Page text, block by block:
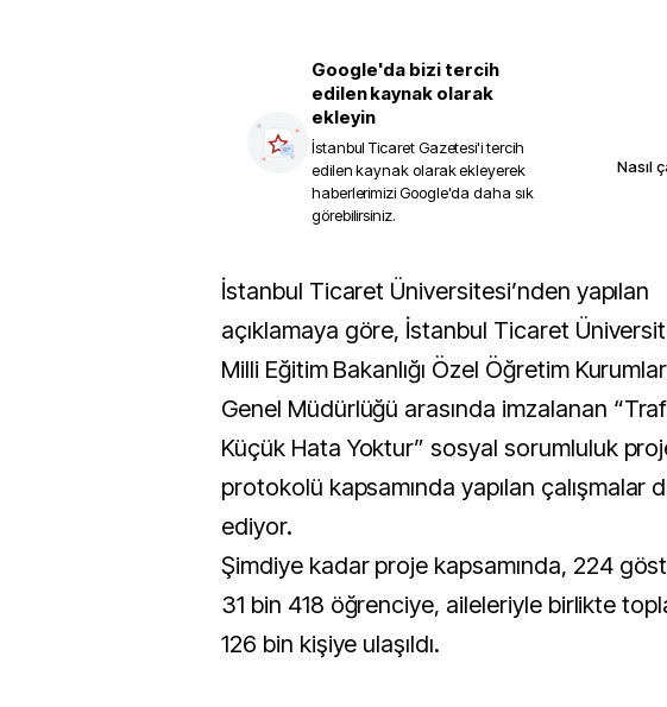
Google'da bizi tercih
edilen kaynak olarak
ekleyin
İstanbul Ticaret Gazetesi'i tercih
edilen kaynak olarak ekleyerek
haberlerimizi Google'da daha sık
görebilirsiniz.
Nasıl
İstanbul Ticaret Üniversitesi’nden yapılan
açıklamaya göre, İstanbul Ticaret
Milli Eğitim Bakanlığı Özel Öğretim
Genel Müdürlüğü arasında imzalanan
Küçük Hata Yoktur” sosyal sorumluluk
protokolü kapsamında yapılan çalışmalar
ediyor.
Şimdiye kadar proje kapsamında, 224
31 bin 418 öğrenciye, aileleriyle birlikte
126 bin kişiye ulaşıldı.